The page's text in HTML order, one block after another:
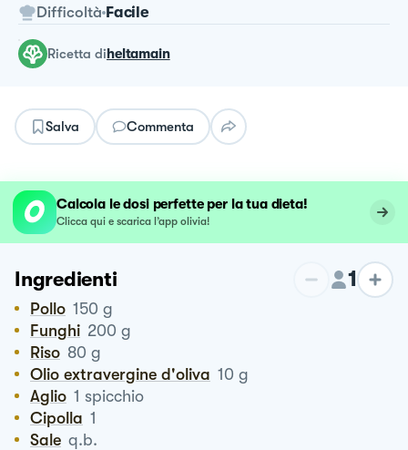
Difficoltà Facile
ricetta diheltamain
Salva Commenta
Calcola le dosi perfette per la tua dieta!
Clicca qui e scarica l’app olivia!
Ingredienti 1
Pollo 150 g
Funghi 200 g
Riso 80 g
Olio extravergine d'oliva 10 g
Aglio 1 spicchio
Cipolla 1
Sale q.b.